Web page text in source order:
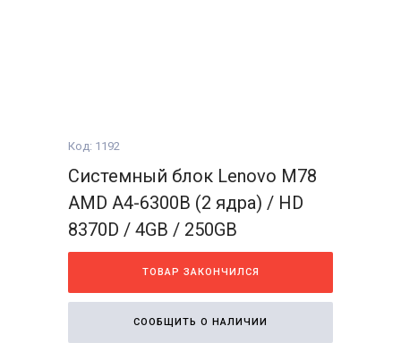
Код: 1192
Системный блок Lenovo M78
AMD A4-6300B (2 ядра) / HD
8370D / 4GB / 250GB
ТОВАР ЗАКОНЧИЛСЯ
СООБЩИТЬ О НАЛИЧИИ